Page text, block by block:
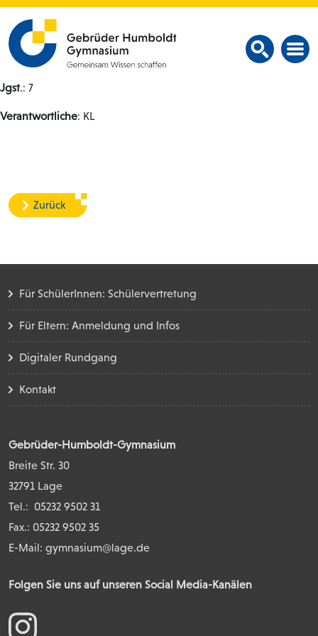
Jgst.: 7
Verantwortliche: KL
Zurück
Für SchülerInnen: Schülervertretung
Für Eltern: Anmeldung und Infos
Digitaler Rundgang
Kontakt
Gebrüder-Humboldt-Gymnasium
Breite Str. 30
32791 Lage
Tel.: 05232 9502 31
Fax.: 05232 9502 35
E-Mail: gymnasium@lage.de
Folgen Sie uns auf unseren Social Media-Kanälen